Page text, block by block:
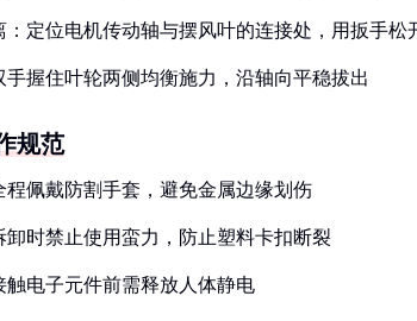
：定位电机传动轴与摆风叶的连接处，用扳手松
手握住叶轮两侧均衡施力，沿轴向平稳拔出
规范
程佩戴防割手套，避免金属边缘划伤
卸时禁止使用蛮力，防止塑料卡扣断裂
触电子元件前需释放人体静电